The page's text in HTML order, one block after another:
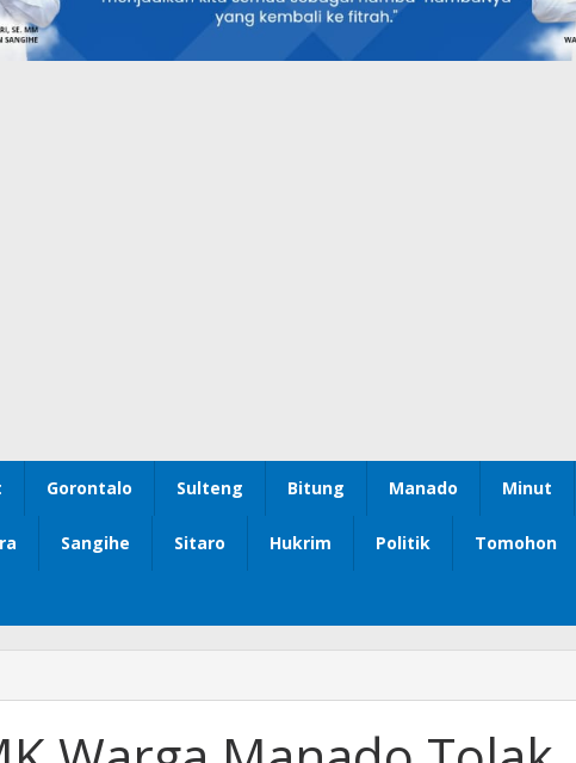
Gorontalo Sulteng Bitung Manado Minut
Sangihe Sitaro Hukrim Politik Tomohon